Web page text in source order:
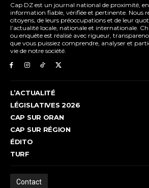
Cap DZ est un journal national de proximité,
information fiable, vérifiée et pertinente. Nous
citoyens, de leurs préoccupations et de leur
l’actualité locale, nationale et internationale.
ou enquête est réalisé avec rigueur,
que vous puissiez comprendre, analyser et
vie de notre société.
L’ACTUALITÉ
LÉGISLATIVES 2026
CAP SUR ORAN
CAP SUR RÉGION
ÉDITO
TURF
Contact